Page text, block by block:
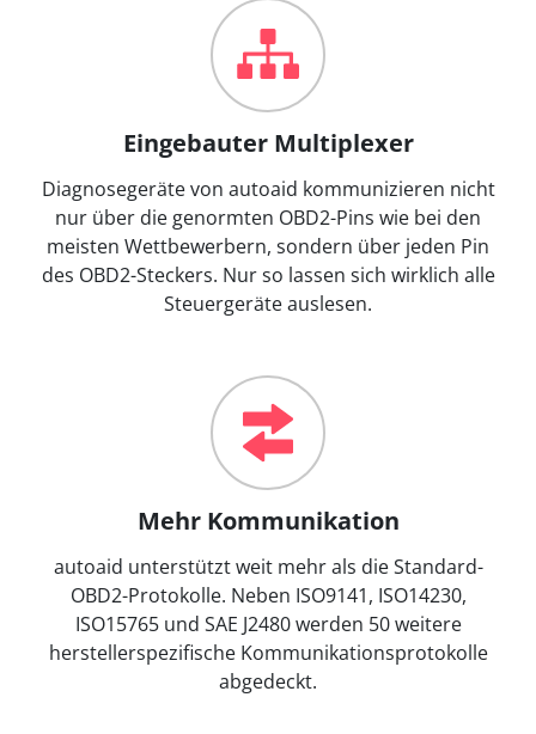
Eingebauter Multiplexer
Diagnosegeräte von autoaid kommunizieren nicht
nur über die genormten OBD2-Pins wie bei den
meisten Wettbewerbern, sondern über jeden Pin
des OBD2-Steckers. Nur so lassen sich wirklich alle
Steuergeräte auslesen.
Mehr Kommunikation
autoaid unterstützt weit mehr als die Standard-
OBD2-Protokolle. Neben ISO9141, ISO14230,
ISO15765 und SAE J2480 werden 50 weitere
herstellerspezifische Kommunikationsprotokolle
abgedeckt.